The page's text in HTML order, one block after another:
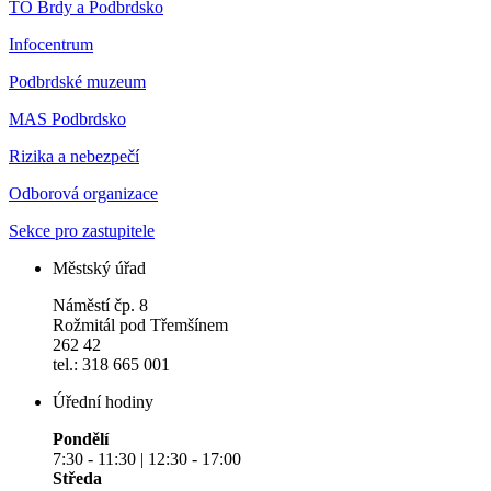
TO Brdy a Podbrdsko
Infocentrum
Podbrdské muzeum
MAS Podbrdsko
Rizika a nebezpečí
Odborová organizace
Sekce pro zastupitele
Městský úřad
Náměstí čp. 8
Rožmitál pod Třemšínem
262 42
tel.: 318 665 001
Úřední hodiny
Pondělí
7:30 - 11:30 | 12:30 - 17:00
Středa